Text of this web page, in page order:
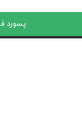
پسورد